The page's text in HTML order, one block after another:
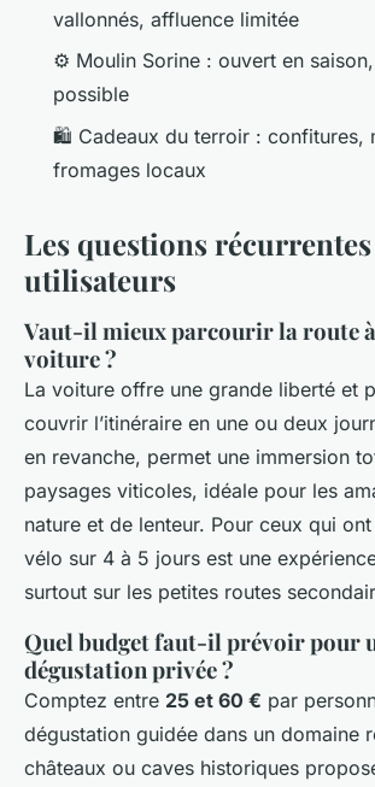
vallonnés, affluence limitée
⚙️ Moulin Sorine : ouvert en
possible
🛍️ Cadeaux du terroir : confitures,
fromages locaux
Les questions
utilisateurs
Vaut-il mieux parcourir la route à
voiture ?
La voiture offre une grande liberté et
couvrir l’itinéraire en une ou deux
en revanche, permet une immersion
paysages viticoles, idéale pour les
nature et de lenteur. Pour ceux qui
vélo sur 4 à 5 jours est une
surtout sur les petites routes
Quel budget faut-il prévoir pour
dégustation privée ?
Comptez entre 25 et 60 € par
dégustation guidée dans un domaine
châteaux ou caves historiques